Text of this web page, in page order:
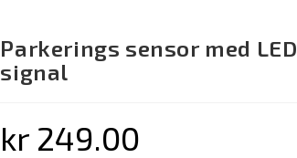
Parkerings sensor med LED
signal
kr 249.00